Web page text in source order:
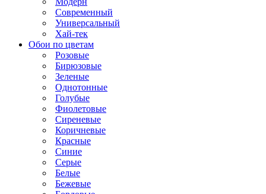
Современный
Универсальный
Хай-тек
Обои по цветам
Розовые
Бирюзовые
Зеленые
Однотонные
Голубые
Фиолетовые
Сиреневые
Коричневые
Красные
Синие
Серые
Белые
Бежевые